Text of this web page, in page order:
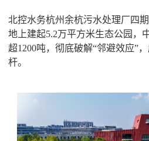
北控水务杭州余杭污水处理厂四期
地上建起5.2万平方米生态公园，
超1200吨，彻底破解“邻避效应”
杆。